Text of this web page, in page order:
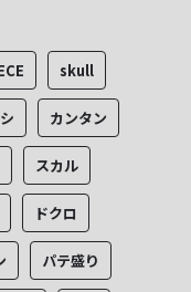
skull
カンタン
スカル
ドクロ
パテ盛り